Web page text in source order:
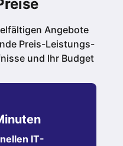
Angebote
Preis-Leistungs-
und Ihr Budget
IT-